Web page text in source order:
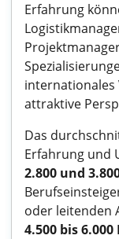
Erfahrung
internationales
attraktive
Das
Erfahrung und
2.800 und
oder leitenden
4.500 bis 6.000